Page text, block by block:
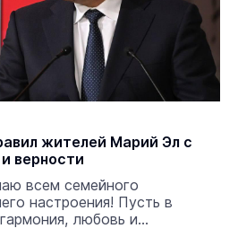
жителей Марий Эл с
верности
всем семейного
настроения! Пусть в
любовь и